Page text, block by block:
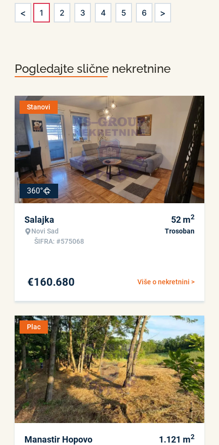
< 1 2 3 4 5 6 >
Pogledajte slične nekretnine
Stanovi
360°
Salajka
Novi Sad
ŠIFRA: #575068
52 m2
Trosoban
Više o nekretnini >
€160.680
Plac
Manastir Hopovo 1.121 m2